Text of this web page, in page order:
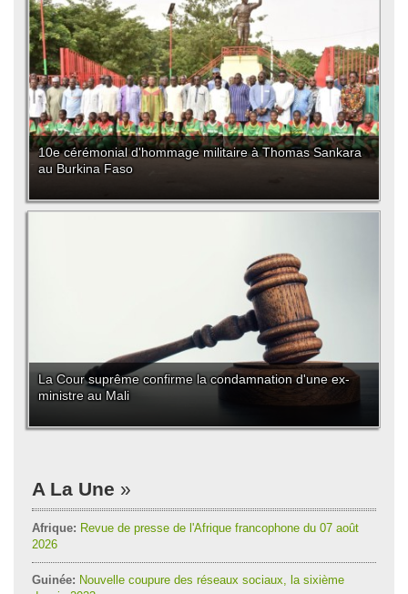
10e cérémonial d'hommage militaire à Thomas Sankara
au Burkina Faso
La Cour suprême confirme la condamnation d'une ex-
ministre au Mali
A La Une
Afrique: Revue de presse de l'Afrique francophone du 07 août
2026
Guinée: Nouvelle coupure des réseaux sociaux, la sixième